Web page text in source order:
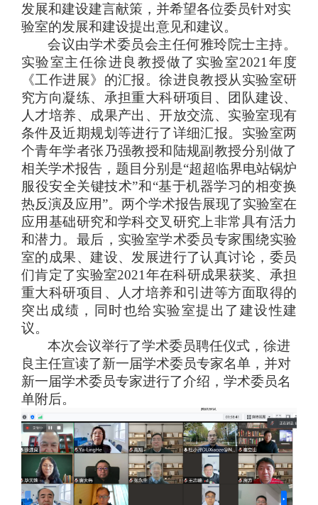
发展和建设建言献策 ，并希望各位委员针对实
验室的发展和建设提出意见和建议。
会议由学术委员会主任何雅玲院士主持。
实验室主任徐进良 教授做了 实验室2021 年度
《工作进展》 的汇报。徐进良教授从实验室研
究方向凝练、 承担重大科研项目、 团队建设、
人才培养、 成果产出、开放交流、实验室现有
条件及近期规划等进行了详细汇报。 实验室两
个青年学者张乃强教授和 陆规副教授分别做了
相关学术报告 ，题目分别是“超超临界电站锅炉
服役安全关键技术”和“基于机器学习的相变换
热反演及应用”。 两个学术报告展现了实验室在
应用基础研究和学科交叉 研究上非常具有活力
和潜力 。 最后， 实验室学术委员专家 围绕实验
室的成果、建设、 发展进行了认真讨论 ，委员
们肯定了实验室2021年在科研成果获奖、 承担
重大科研项目、人才培养和引进等方面取得的
突出 成绩 ，
同时也给实验室提出了建设性建
议。
本次会议举行了学术委员聘任仪式，徐进
良主任宣读了新一届学术委员专家名单，并对
新一届学术委员专家进行了介绍，学术委员名
单附后。